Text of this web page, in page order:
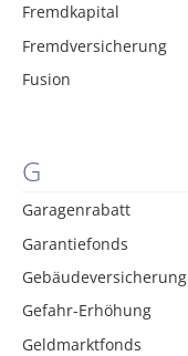
Fremdkapital
Fremdversicherung
Fusion
G
Garagenrabatt
Garantiefonds
Gebäudeversicherung
Gefahr-Erhöhung
Geldmarktfonds